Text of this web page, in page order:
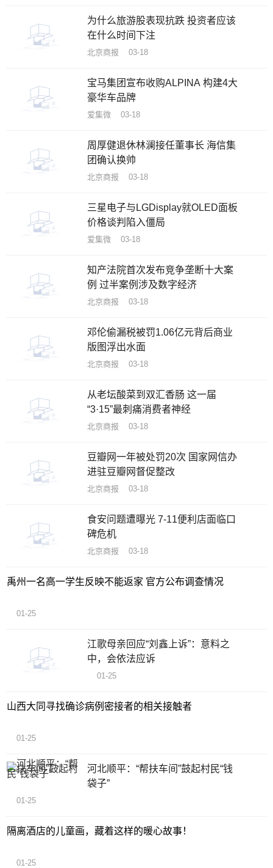
为什么旅游股表现抗跌 投资者应该
在什么时间下注
北京商报 03-18
宝马集团宣布收购ALPINA 构建4大
豪华车品牌
爱集微 03-18
周厚健退休林澜接任董事长 海信集
团确认换帅
北京商报 03-18
三星电子与LGDisplay就OLED面板
价格谈判陷入僵局
爱集微 03-18
知产法院首次发布竞争垄断十大案
例 过半案例涉及数字经济
北京商报 03-18
邓伦偷漏税被罚1.06亿元背后商业
版图浮出水面
北京商报 03-18
从老坛酸菜到双汇香肠 这一届
“3·15”最刺痛消费者神经
北京商报 03-18
豆瓣网一年被处罚20次 国家网信办
进驻豆瓣网督促整改
北京商报 03-18
食安问题遭曝光 7-11便利店面临口
碑危机
北京商报 03-18
禹州一名高一学生反映不能返家 官方公布调查情况
01-25
江歌母亲回应“刘鑫上诉”：意料之
中，会依法应诉
01-25
山西大同寻找确诊病例密接者的相关接触者
01-25
河北顺平：“帮扶车间”鼓起村民“钱
袋子”
01-25
隔离酒店的儿童画，藏着这样的暖心故事！
01-25